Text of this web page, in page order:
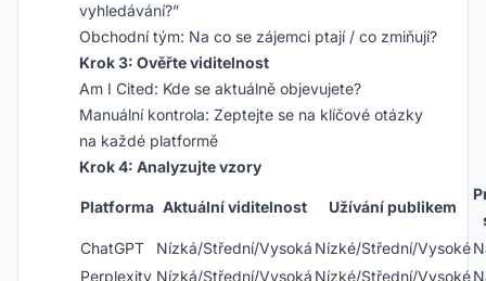
vyhledávání?”
Obchodní tým: Na co se zájemci ptají / co zmiňují?
Krok 3: Ověřte viditelnost
Am I Cited: Kde se aktuálně objevujete?
Manuální kontrola: Zeptejte se na klíčové otázky
na každé platformě
Krok 4: Analyzujte vzory
Platforma Aktuální viditelnost Užívání publikem
ChatGPT
Nízká/Střední/Vysoká Nízké/Střední/Vysoké
Perplexity Nízká/Střední/Vysoká Nízké/Střední/Vysoké